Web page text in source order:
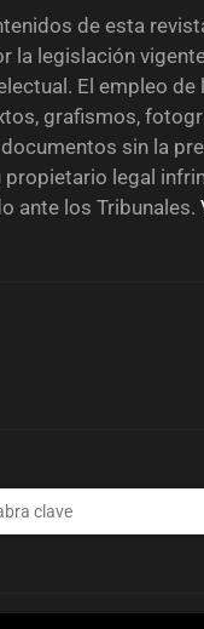
de esta
la legislación
El empleo de
grafismos,
sin la
propietario legal
ante los Tribunales.